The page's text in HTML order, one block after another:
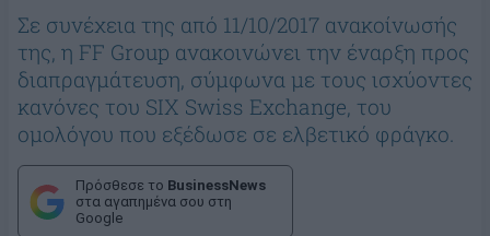
Σε συνέχεια της από 11/10/2017 ανακοίνωσής
της, η FF Group ανακοινώνει την έναρξη προς
διαπραγμάτευση, σύμφωνα με τους ισχύοντες
κανόνες του SIX Swiss Exchange, του
ομολόγου που εξέδωσε σε ελβετικό φράγκο.
Πρόσθεσε το BusinessNews
στα αγαπημένα σου στη
Google